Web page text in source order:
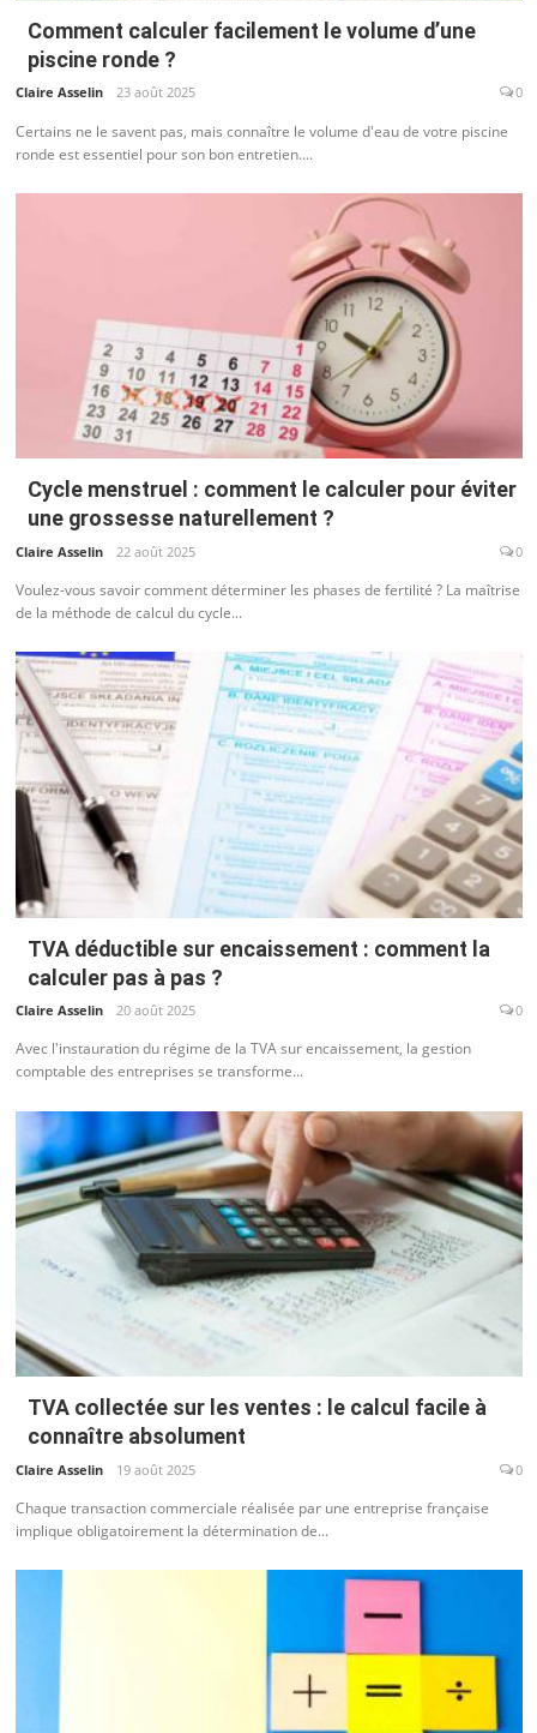
Comment calculer facilement le volume d’une
piscine ronde ?
Claire Asselin 23 août 2025 0
Certains ne le savent pas, mais connaître le volume d'eau de votre piscine
ronde est essentiel pour son bon entretien....
Cycle menstruel : comment le calculer pour éviter
une grossesse naturellement ?
Claire Asselin 22 août 2025 0
Voulez-vous savoir comment déterminer les phases de fertilité ? La maîtrise
de la méthode de calcul du cycle...
TVA déductible sur encaissement : comment la
calculer pas à pas ?
Claire Asselin 20 août 2025 0
Avec l'instauration du régime de la TVA sur encaissement, la gestion
comptable des entreprises se transforme...
TVA collectée sur les ventes : le calcul facile à
connaître absolument
Claire Asselin 19 août 2025 0
Chaque transaction commerciale réalisée par une entreprise française
implique obligatoirement la détermination de...